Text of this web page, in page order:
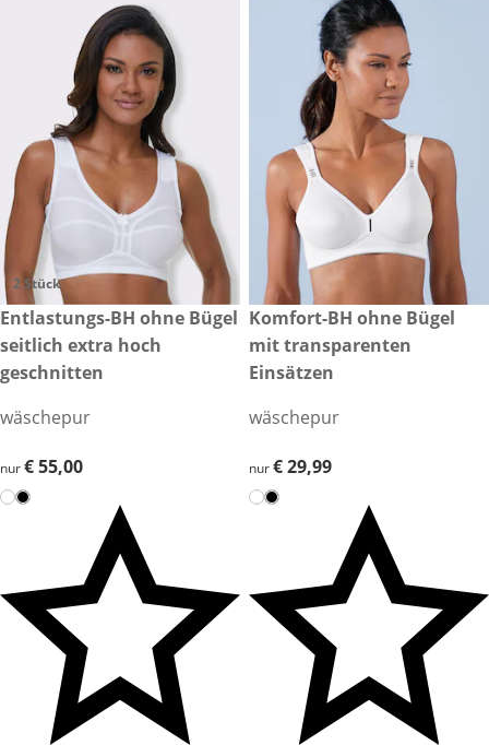
2 Stück
€ 55,00
Entlastungs-BH ohne Bügel
seitlich extra hoch
geschnitten
wäschepur
€ 55,00
nur€ 55,00
€ 29,99
Komfort-BH ohne Bügel
mit transparenten
Einsätzen
wäschepur
€ 29,99
nur€ 29,99